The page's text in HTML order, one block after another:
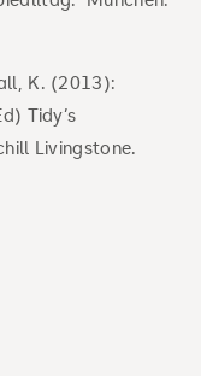
K. (2013):
Tidy’s
Livingstone.